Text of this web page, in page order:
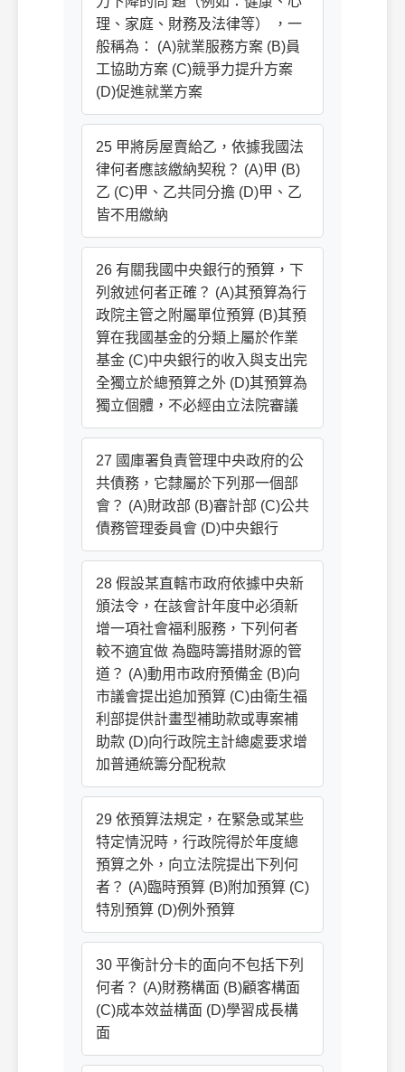
理、家庭、財務及法律等） ，一
般稱為： (A)就業服務方案 (B)員
工協助方案 (C)競爭力提升方案
(D)促進就業方案
25 甲將房屋賣給乙，依據我國法
律何者應該繳納契稅？ (A)甲 (B)
乙 (C)甲、乙共同分擔 (D)甲、乙
皆不用繳納
26 有關我國中央銀行的預算，下
列敘述何者正確？ (A)其預算為行
政院主管之附屬單位預算 (B)其預
算在我國基金的分類上屬於作業
基金 (C)中央銀行的收入與支出完
全獨立於總預算之外 (D)其預算為
獨立個體，不必經由立法院審議
27 國庫署負責管理中央政府的公
共債務，它隸屬於下列那一個部
會？ (A)財政部 (B)審計部 (C)公共
債務管理委員會 (D)中央銀行
28 假設某直轄市政府依據中央新
頒法令，在該會計年度中必須新
增一項社會福利服務，下列何者
較不適宜做 為臨時籌措財源的管
道？ (A)動用市政府預備金 (B)向
市議會提出追加預算 (C)由衛生福
利部提供計畫型補助款或專案補
助款 (D)向行政院主計總處要求增
加普通統籌分配稅款
29 依預算法規定，在緊急或某些
特定情況時，行政院得於年度總
預算之外，向立法院提出下列何
者？ (A)臨時預算 (B)附加預算 (C)
特別預算 (D)例外預算
30 平衡計分卡的面向不包括下列
何者？ (A)財務構面 (B)顧客構面
(C)成本效益構面 (D)學習成長構
面